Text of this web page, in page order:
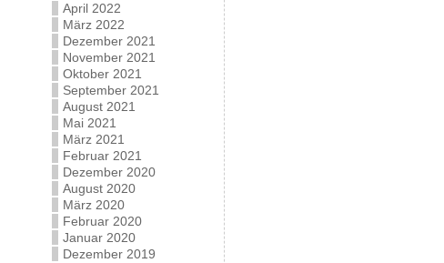
April 2022
März 2022
Dezember 2021
November 2021
Oktober 2021
September 2021
August 2021
Mai 2021
März 2021
Februar 2021
Dezember 2020
August 2020
März 2020
Februar 2020
Januar 2020
Dezember 2019